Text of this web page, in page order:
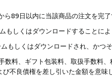
89日以内に当該商品の注文を完
しくはダウンロードすることによ
しくはダウンロードされ、かつ
数料、ギフト包装料、取扱手数料
不良債権を差し引いた金額を意味